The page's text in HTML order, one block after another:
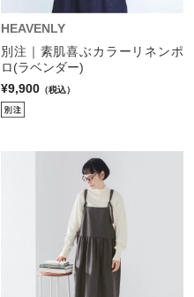
HEAVENLY
別注｜素肌喜ぶカラーリネンポ
ロ(ラベンダー)
¥9,900 （税込）